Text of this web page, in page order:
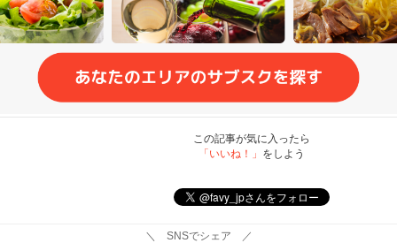
この記事が気に入ったら
「いいね！」 をしよう
＼ SNSでシェア ／